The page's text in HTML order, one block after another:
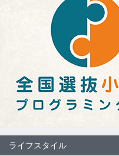
ライフスタイル